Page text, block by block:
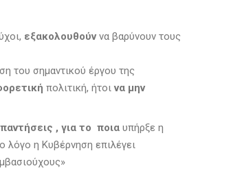
εξακολουθούν να βαρύνουν τους
του σημαντικού έργου της
πολιτική, ήτοινα μην
, για το ποια υπήρξε η
λόγο η Κυβέρνηση επιλέγει